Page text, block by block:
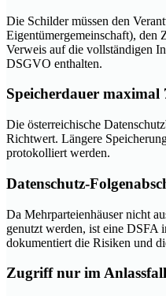
Die Schilder müssen den
Eigentümergemeinschaft), den
Verweis auf die vollständigen
DSGVO enthalten.
Speicherdauer maximal
Die österreichische
Richtwert. Längere
protokolliert werden.
Datenschutz-
Da Mehrparteienhäuser nicht
genutzt werden, ist eine DSFA
dokumentiert die Risiken und
Zugriff nur im Anlassfall